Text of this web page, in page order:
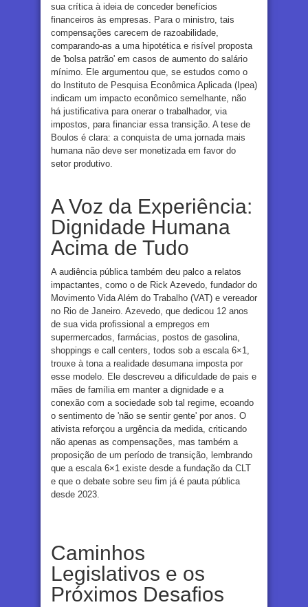
sua crítica à ideia de conceder benefícios
financeiros às empresas. Para o ministro, tais
compensações carecem de razoabilidade,
comparando-as a uma hipotética e risível proposta
de 'bolsa patrão' em casos de aumento do salário
mínimo. Ele argumentou que, se estudos como o
do Instituto de Pesquisa Econômica Aplicada (Ipea)
indicam um impacto econômico semelhante, não
há justificativa para onerar o trabalhador, via
impostos, para financiar essa transição. A tese de
Boulos é clara: a conquista de uma jornada mais
humana não deve ser monetizada em favor do
setor produtivo.
A Voz da Experiência:
Dignidade Humana
Acima de Tudo
A audiência pública também deu palco a relatos
impactantes, como o de Rick Azevedo, fundador do
Movimento Vida Além do Trabalho (VAT) e vereador
no Rio de Janeiro. Azevedo, que dedicou 12 anos
de sua vida profissional a empregos em
supermercados, farmácias, postos de gasolina,
shoppings e call centers, todos sob a escala 6×1,
trouxe à tona a realidade desumana imposta por
esse modelo. Ele descreveu a dificuldade de pais e
mães de família em manter a dignidade e a
conexão com a sociedade sob tal regime, ecoando
o sentimento de 'não se sentir gente' por anos. O
ativista reforçou a urgência da medida, criticando
não apenas as compensações, mas também a
proposição de um período de transição, lembrando
que a escala 6×1 existe desde a fundação da CLT
e que o debate sobre seu fim já é pauta pública
desde 2023.
Caminhos
Legislativos e os
Próximos Desafios